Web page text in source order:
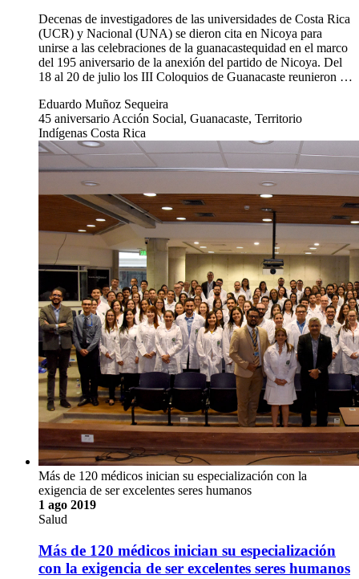
Decenas de investigadores de las universidades de Costa Rica
(UCR) y Nacional (UNA) se dieron cita en Nicoya para
unirse a las celebraciones de la guanacastequidad en el marco
del 195 aniversario de la anexión del partido de Nicoya. Del
18 al 20 de julio los III Coloquios de Guanacaste reunieron …
Eduardo Muñoz Sequeira
45 aniversario Acción Social, Guanacaste, Territorio
Indígenas Costa Rica
Más de 120 médicos inician su especialización con la
exigencia de ser excelentes seres humanos
1 ago 2019
Salud
Más de 120 médicos inician su especialización
con la exigencia de ser excelentes seres humanos